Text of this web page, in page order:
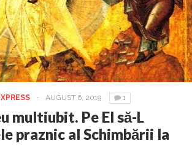
- AUGUST 6, 2019 1
multiubit. Pe El să-L
praznic al Schimbării la